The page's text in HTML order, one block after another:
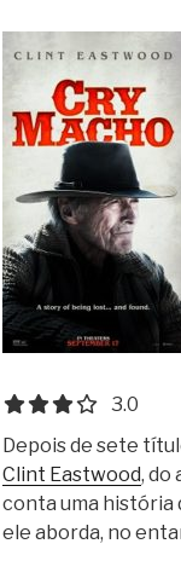
3.0 out
3.0
Depois de sete
Clint Eastwood, do
conta uma história
ele aborda, no